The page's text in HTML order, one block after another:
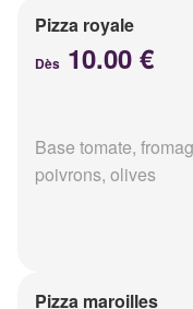
Pizza royale
Dès 10.00 €
Base tomate,
poivrons, olives
Pizza maroilles